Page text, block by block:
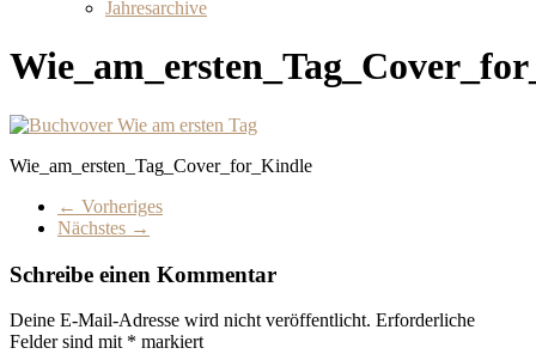
Jahresarchive
Wie_am_ersten_Tag_Cover_for_Kindle
← Vorheriges
Nächstes →
Schreibe einen Kommentar
Deine E-Mail-Adresse wird nicht veröffentlicht. Erforderliche
Felder sind mit * markiert